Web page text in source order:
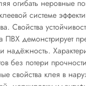
неровные
системе
Свойства
демонстрирует
без потери
свойства клея в